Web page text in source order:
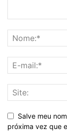
Salve meu
próxima vez que